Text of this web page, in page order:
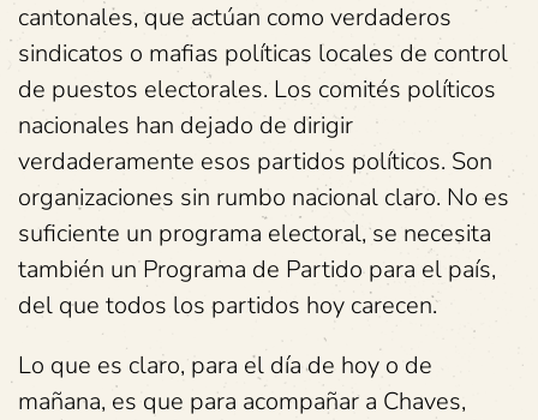
cantonales, que actúan como verdaderos
sindicatos o mafias políticas locales de control
de puestos electorales. Los comités políticos
nacionales han dejado de dirigir
verdaderamente esos partidos políticos. Son
organizaciones sin rumbo nacional claro. No es
suficiente un programa electoral, se necesita
también un Programa de Partido para el país,
del que todos los partidos hoy carecen.
Lo que es claro, para el día de hoy o de
mañana, es que para acompañar a Chaves,